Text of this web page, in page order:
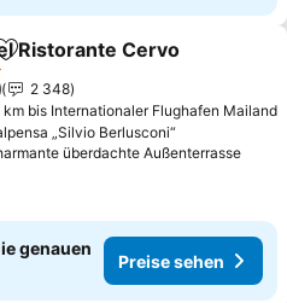
Zu Favoriten hinzufügen
Ristorante Cervo
2 348
km bis Internationaler Flughafen Mailand
„Silvio Berlusconi“
überdachte Außenterrasse
genauen
Preise sehen